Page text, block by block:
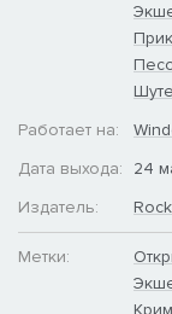
Работает на:
Дата выхода:
24
Издатель:
Метки: